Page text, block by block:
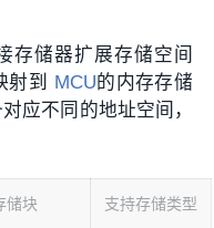
存储器扩展存储空间
射到
MCU的内存存储
应不同的地址空间，
储块 支持存储类型